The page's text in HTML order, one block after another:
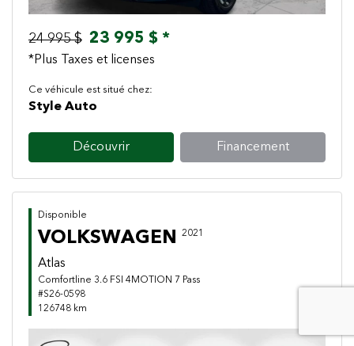
24 995 $ 23 995 $ *
*Plus Taxes et licenses
Ce véhicule est situé chez:
Style Auto
Découvrir Financement
Disponible
VOLKSWAGEN 2021
Atlas
Comfortline 3.6 FSI 4MOTION 7 Pass
#S26-0598
126748 km